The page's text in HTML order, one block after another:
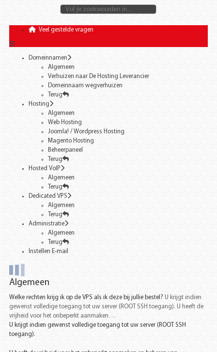
Veel gestelde vragen
Domeinnamen
Algemeen
Verhuizen naar De Hosting Leverancier
Domeinnaam wegverhuizen
Terug
Hosting
Algemeen
Web Hosting
Joomla! / Wordpress Hosting
Magento Hosting
Beheerpaneel
Terug
Hosted VoIP
Algemeen
Terug
Dedicated VPS
Algemeen
Terug
Administratie
Algemeen
Terug
Instellen E-mail
Algemeen
Welke rechten krijg ik op de VPS als ik deze bij jullie bestel? U krijgt indien
gewenst volledige toegang tot uw server (ROOT SSH toegang). U heeft de
vrijheid voor het onbeperkt aanmaken…
U krijgt indien gewenst volledige toegang tot uw server (ROOT SSH
toegang).